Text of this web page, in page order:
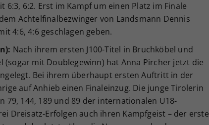
6:2. Erst im Kampf um einen Platz im Finale
Achtelfinalbezwinger von Landsmann Dennis
4:6, 4:6 geschlagen geben.
Nach ihrem ersten J100-Titel in Bruchköbel und
(sogar mit Doublegewinn) hat Anna Pircher jetzt die
Bei ihrem überhaupt ersten Auftritt in der
auf Anhieb einen Finaleinzug. Die junge Tirolerin
79, 144, 189 und 89 der internationalen U18-
Dreisatz-Erfolgen auch ihren Kampfgeist – der erste